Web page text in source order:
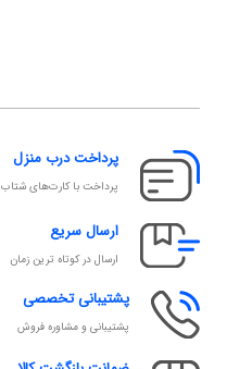
پرداخت درب منزل
پرداخت با کارت‌های شتاب
ارسال سریع
ارسال در کوتاه ترین زمان
پشتیبانی تخصصی
پشتیبانی و مشاوره فروش